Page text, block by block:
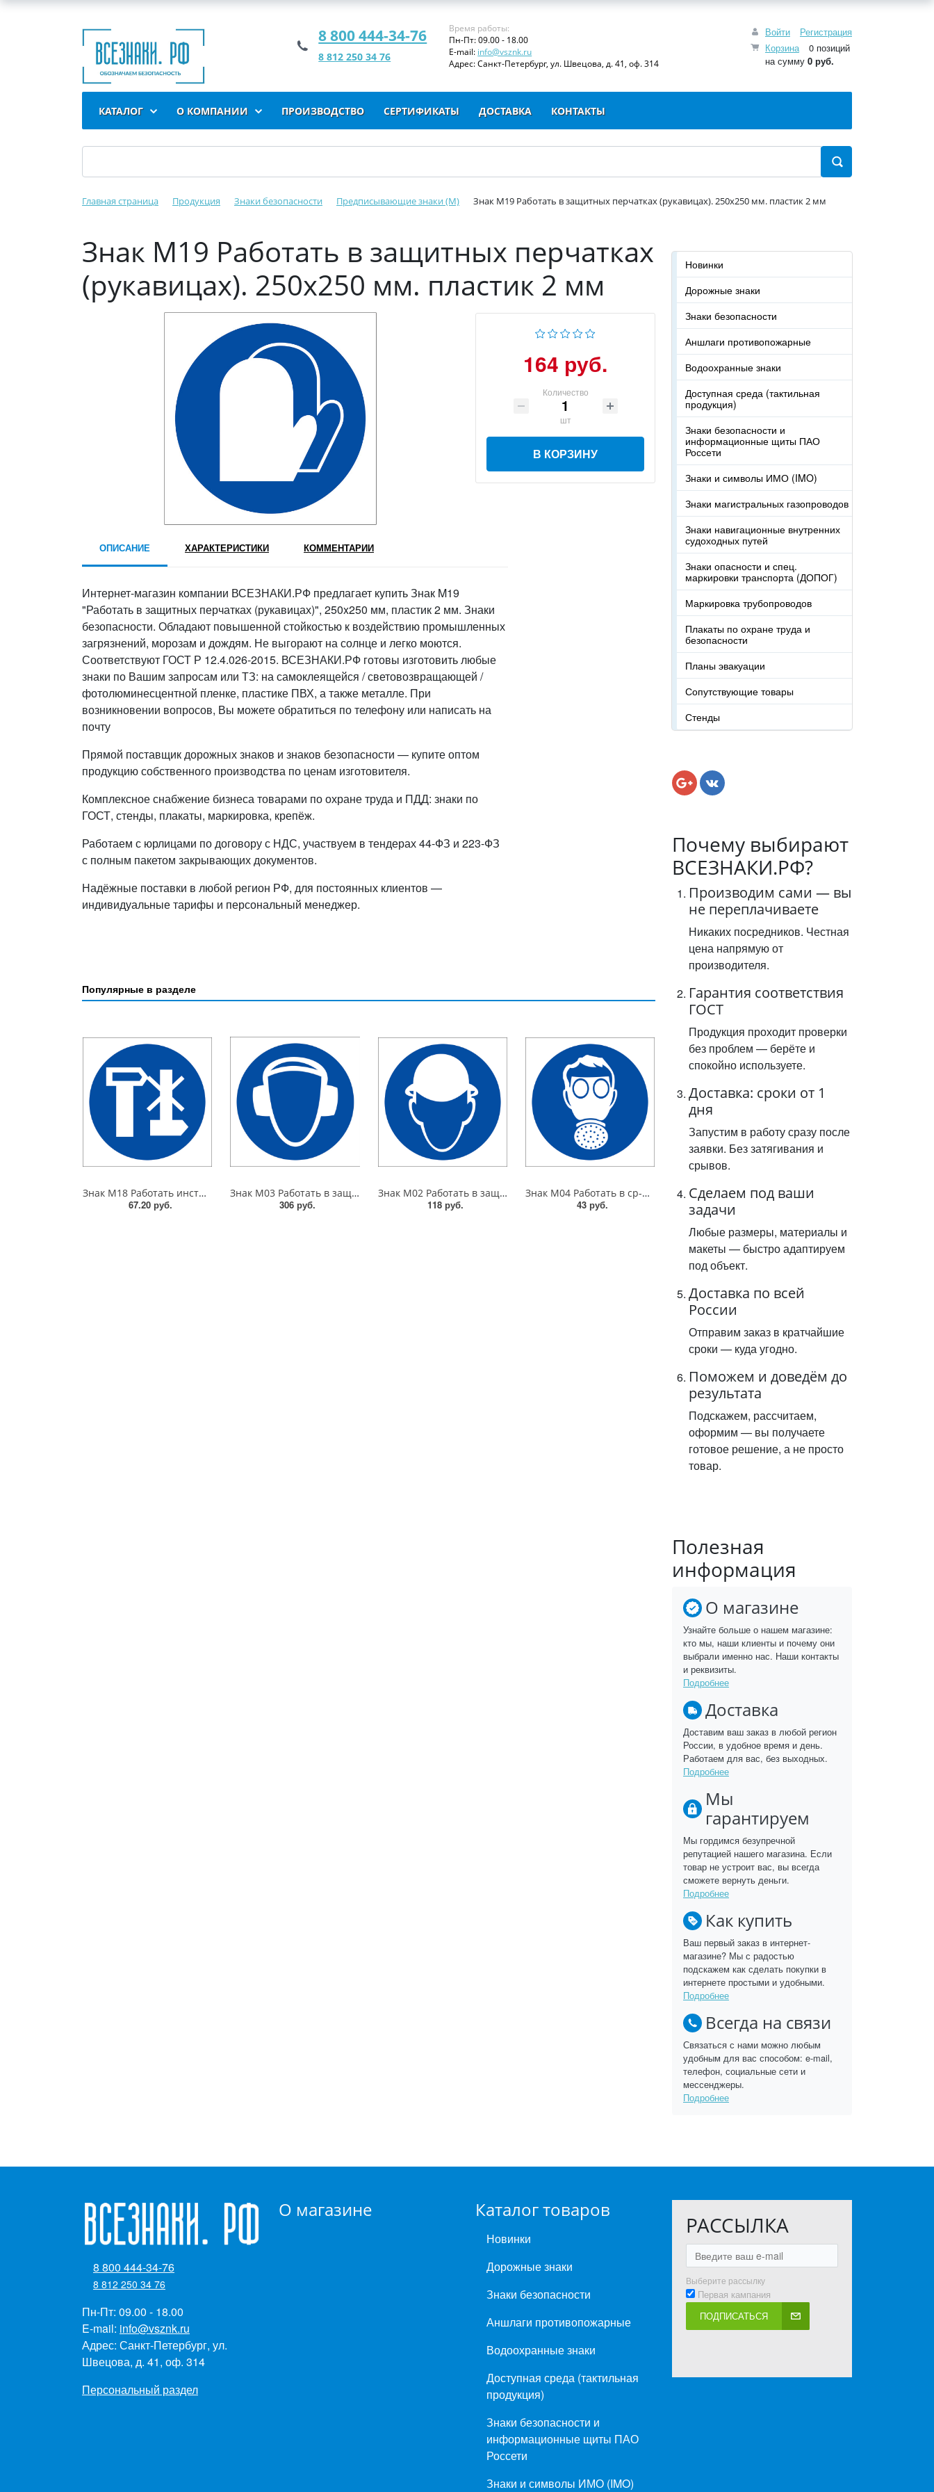
Войти
Регистрация
Корзина
0 позиций
на сумму 0 руб.
8 800 444-34-76
8 812 250 34 76
Время работы:
Пн-Пт: 09.00 - 18.00
E-mail: info@vsznk.ru
Адрес: Санкт-Петербург, ул. Швецова, д. 41, оф. 314
КАТАЛОГ О КОМПАНИИ ПРОИЗВОДСТВО СЕРТИФИКАТЫ ДОСТАВКА КОНТАКТЫ
Главная страница Продукция Знаки безопасности Предписывающие знаки (M) Знак M19 Работать в защитных перчатках (рукавицах). 250x250 мм. пластик 2 мм
Знак M19 Работать в защитных перчатках
(рукавицах). 250x250 мм. пластик 2 мм
164 руб.
Количество
шт
В КОРЗИНУ
ОПИСАНИЕ ХАРАКТЕРИСТИКИ КОММЕНТАРИИ
Интернет-магазин компании ВСЕЗНАКИ.РФ предлагает купить Знак M19
"Работать в защитных перчатках (рукавицах)", 250x250 мм, пластик 2 мм. Знаки
безопасности. Обладают повышенной стойкостью к воздействию промышленных
загрязнений, морозам и дождям. Не выгорают на солнце и легко моются.
Соответствуют ГОСТ Р 12.4.026-2015. ВСЕЗНАКИ.РФ готовы изготовить любые
знаки по Вашим запросам или ТЗ: на самоклеящейся / световозвращающей /
фотолюминесцентной пленке, пластике ПВХ, а также металле. При
возникновении вопросов, Вы можете обратиться по телефону или написать на
почту
Прямой поставщик дорожных знаков и знаков безопасности — купите оптом
продукцию собственного производства по ценам изготовителя.
Комплексное снабжение бизнеса товарами по охране труда и ПДД: знаки по
ГОСТ, стенды, плакаты, маркировка, крепёж.
Работаем с юрлицами по договору с НДС, участвуем в тендерах 44-ФЗ и 223-ФЗ
с полным пакетом закрывающих документов.
Надёжные поставки в любой регион РФ, для постоянных клиентов —
индивидуальные тарифы и персональный менеджер.
Популярные в разделе
Знак M18 Работать инструментом не дающим искры. 200x200 мм. пластик 2 мм
67.20 руб.
Знак M03 Работать в защ. наушниках. 300x300 мм. металл 0.5 мм
306 руб.
Знак M02 Работать в защ. каске (шлеме). 200x200 мм. пластик 2 мм
118 руб.
Знак M04 Работать в ср-вах инд. защиты органов дыхания. 200x200 мм. пленка
43 руб.
Новинки
Дорожные знаки
Знаки безопасности
Аншлаги противопожарные
Водоохранные знаки
Доступная среда (тактильная
продукция)
Знаки безопасности и
информационные щиты ПАО
Россети
Знаки и символы ИМО (IMO)
Знаки магистральных газопроводов
Знаки навигационные внутренних
судоходных путей
Знаки опасности и спец.
маркировки транспорта (ДОПОГ)
Маркировка трубопроводов
Плакаты по охране труда и
безопасности
Планы эвакуации
Сопутствующие товары
Стенды
Почему выбирают
ВСЕЗНАКИ.РФ?
Производим сами — вы
не переплачиваете
Никаких посредников. Честная
цена напрямую от
производителя.
Гарантия соответствия
ГОСТ
Продукция проходит проверки
без проблем — берёте и
спокойно используете.
Доставка: сроки от 1
дня
Запустим в работу сразу после
заявки. Без затягивания и
срывов.
Сделаем под ваши
задачи
Любые размеры, материалы и
макеты — быстро адаптируем
под объект.
Доставка по всей
России
Отправим заказ в кратчайшие
сроки — куда угодно.
Поможем и доведём до
результата
Подскажем, рассчитаем,
оформим — вы получаете
готовое решение, а не просто
товар.
Полезная
информация
О магазине
Узнайте больше о нашем магазине:
кто мы, наши клиенты и почему они
выбрали именно нас. Наши контакты
и реквизиты.
Подробнее
Доставка
Доставим ваш заказ в любой регион
России, в удобное время и день.
Работаем для вас, без выходных.
Подробнее
Мы
гарантируем
Мы гордимся безупречной
репутацией нашего магазина. Если
товар не устроит вас, вы всегда
сможете вернуть деньги.
Подробнее
Как купить
Ваш первый заказ в интернет-
магазине? Мы с радостью
подскажем как сделать покупки в
интернете простыми и удобными.
Подробнее
Всегда на связи
Связаться с нами можно любым
удобным для вас способом: e-mail,
телефон, социальные сети и
мессенджеры.
Подробнее
О магазине Каталог товаров
Новинки
Дорожные знаки
Знаки безопасности
Аншлаги противопожарные
Водоохранные знаки
Доступная среда (тактильная
продукция)
Знаки безопасности и
информационные щиты ПАО
Россети
Знаки и символы ИМО (IMO)
РАССЫЛКА
Выберите рассылку
Первая кампания
ПОДПИСАТЬСЯ
8 800 444-34-76
8 812 250 34 76
Пн-Пт: 09.00 - 18.00
E-mail: info@vsznk.ru
Адрес: Санкт-Петербург, ул.
Швецова, д. 41, оф. 314
Персональный раздел